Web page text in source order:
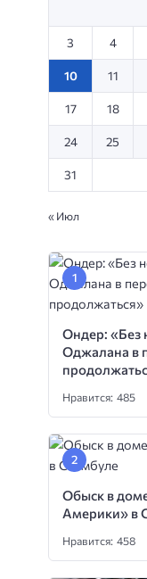
3 4
10 11
17 18
24 25
31
« Июл
Ондер: «Без
Оджалана в
Нравится: 485
Обыск в
Америки» в
Нравится: 458